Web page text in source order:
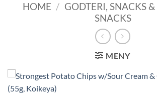
HOME / GODTERI, SNACKS
SNACKS
MENY